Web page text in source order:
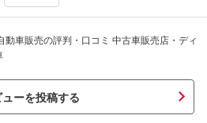
販売の評判・口コミ 中古車販売店・ディ
ューを投稿する